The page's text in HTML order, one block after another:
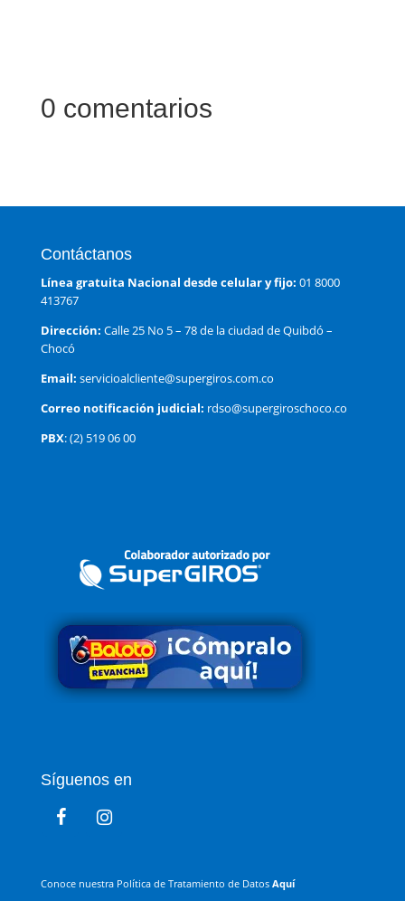
0 comentarios
Contáctanos
Línea gratuita Nacional desde celular y fijo: 01 8000
413767
Dirección: Calle 25 No 5 – 78 de la ciudad de Quibdó –
Chocó
Email: servicioalcliente@supergiros.com.co
Correo notificación judicial: rdso@supergiroschoco.co
PBX: (2) 519 06 00
Síguenos en
Conoce nuestra Política de Tratamiento de Datos Aquí